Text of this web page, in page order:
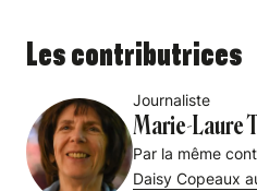
Les contributrices
Journaliste
Marie-Laure
Par la même
Daisy Copeaux